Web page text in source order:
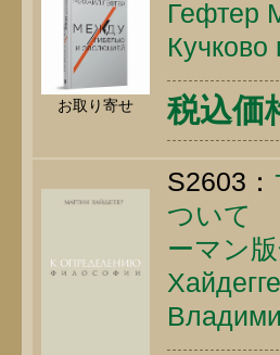
お取り寄せ
Гефтер
税込価
S2603：
ついて
ーマン